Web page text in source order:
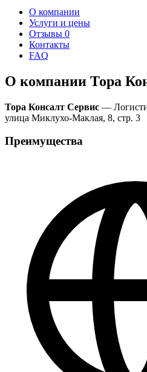
О компании
Услуги и цены
Отзывы 0
Контакты
FAQ
О компании Тора
Тора Консалт Сервис —
улица Миклухо-Маклая, 8, стр. 3
Преимущества